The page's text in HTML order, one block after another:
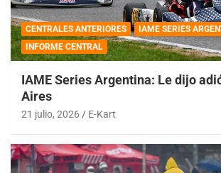
CENTRALES ANTERIORES
IAME SERIES
INFORME CENTRAL
IAME Series Argentina: Le dijo
Aires
21 julio, 2026 E-Kart